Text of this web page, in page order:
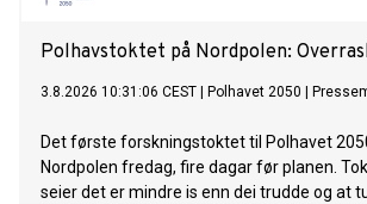
Polhavstoktet på Nordpolen:
3.8.2026 10:31:06 CEST Polhavet 2050
Det første forskningstoktet til Polhavet
Nordpolen fredag, fire dagar før planen.
seier det er mindre is enn dei trudde og at